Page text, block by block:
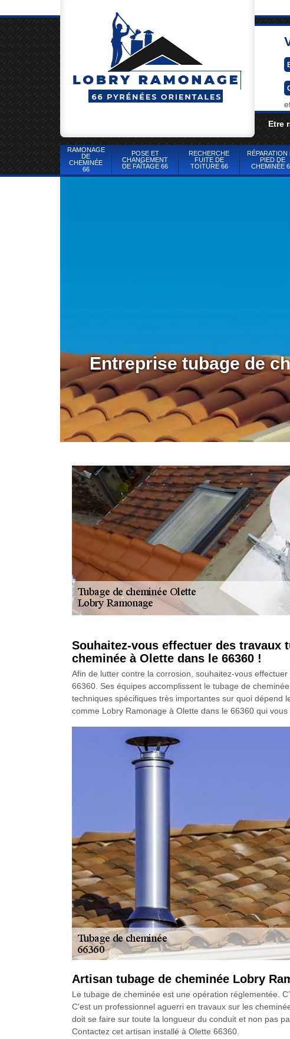
Etre
RAMONAGE
DE
CHEMINÉE
66
POSE ET
CHANGEMENT
DE FAÎTAGE 66
RECHERCHE
FUITE DE
TOITURE 66
RÉPARATION
PIED DE
CHEMINÉE
Entreprise tubage de
Souhaitez-vous effectuer des travaux
cheminée à Olette dans le 66360 !
Afin de lutter contre la corrosion, souhaitez-vous
66360. Ses équipes accomplissent le tubage de
techniques spécifiques très importantes sur quoi dépend
comme Lobry Ramonage à Olette dans le 66360 qui
Artisan tubage de cheminée Lobry
Le tubage de cheminée est une opération réglementée.
C’est un professionnel aguerri en travaux sur les
doit se faire sur toute la longueur du conduit et non pas
Contactez cet artisan installé à Olette 66360.